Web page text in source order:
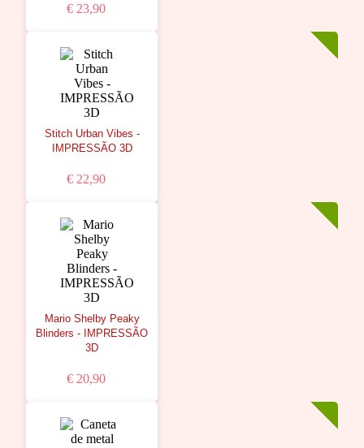
€ 23,90
Stitch Urban Vibes -
IMPRESSÃO 3D
€ 22,90
Mario Shelby Peaky
Blinders - IMPRESSÃO
3D
€ 20,90